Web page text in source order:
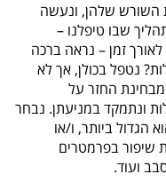
השורש שלהן, ונעשה
שבו טיפלנו –
זמן – נראה ברכה
נטפל בכולן, אך לא
מבחינת החזר על
ונתמקד במניעתן. נבחר
הגדול ביותר, ו/או
שיפור בפרמטרים
ועוד.